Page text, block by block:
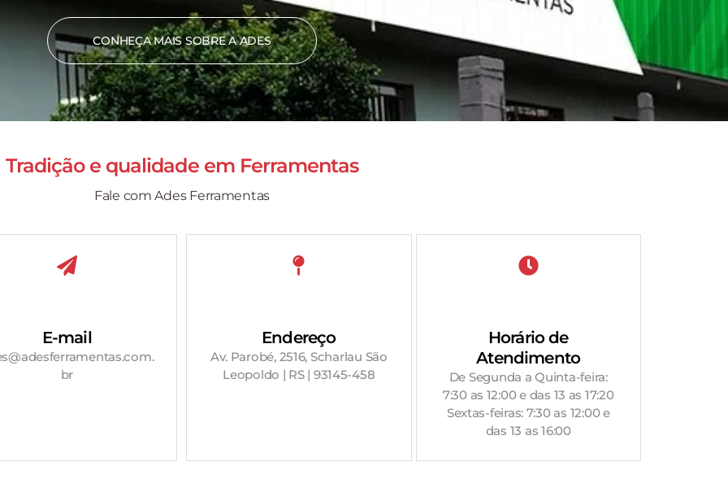
CONHEÇA MAIS SOBRE A ADES
Tradição e qualidade em Ferramentas
Fale com Ades Ferramentas
E-mail
br
Endereço
Av. Parobé, 2516, Scharlau São
Leopoldo | RS | 93145-458
Horário de
Atendimento
De Segunda a Quinta-feira:
7:30 as 12:00 e das 13 as 17:20
Sextas-feiras: 7:30 as 12:00 e
das 13 as 16:00